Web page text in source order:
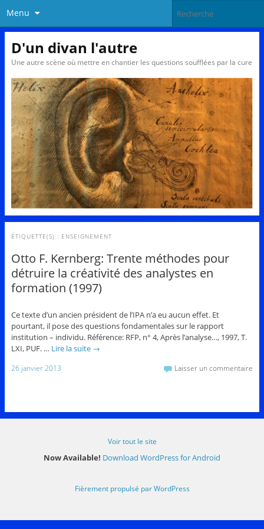
Menu
D'un divan l'autre
Une autre scène où mettre en chantier les questions soufflées par la cure
ÉTIQUETTE(S) : ENSEIGNEMENT
Otto F. Kernberg: Trente méthodes pour
détruire la créativité des analystes en
formation (1997)
Ce texte d’un ancien président de l’IPA n’a eu aucun effet. Et
pourtant, il pose des questions fondamentales sur le rapport
institution – individu. Référence: RFP, n° 4, Après l’analyse…, 1997, T.
LXI, PUF. … Lire la suite →
26 janvier 2013 Laisser un commentaire
Voir tout le site
Now Available! Download WordPress for Android
Fièrement propulsé par WordPress